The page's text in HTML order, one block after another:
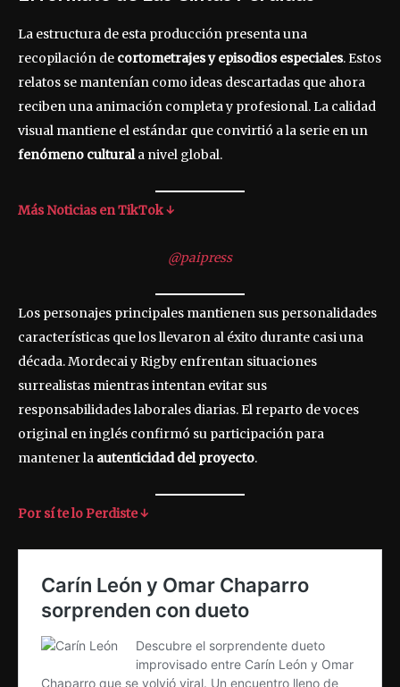
La estructura de esta producción presenta una
recopilación de cortometrajes y episodios especiales. Estos
relatos se mantenían como ideas descartadas que ahora
reciben una animación completa y profesional. La calidad
visual mantiene el estándar que convirtió a la serie en un
fenómeno culturala nivel global.
Más Noticias en TikTok ↓
@paipress
Los personajes principales mantienen sus personalidades
características que los llevaron al éxito durante casi una
década. Mordecai y Rigby enfrentan situaciones
surrealistas mientras intentan evitar sus
responsabilidades laborales diarias. El reparto de voces
original en inglés confirmó su participación para
mantener la autenticidad del proyecto.
Por sí te lo Perdiste ↓